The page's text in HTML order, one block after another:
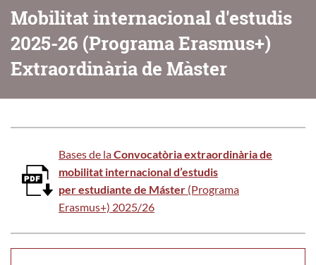
Mobilitat internacional d'estudis
2025-26 (Programa Erasmus+)
Extraordinària de Màster
Bases de laConvocatòria extraordinària de
mobilitat internacional d’estudis
per estudiante de Máster (Programa
Erasmus+) 2025/26